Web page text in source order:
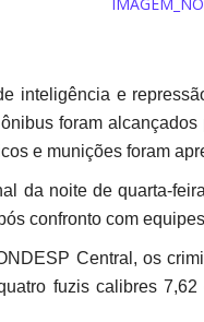
inteligência e
foram
e munições foram
da noite de quarta-
confronto com
Central, os
fuzis calibres